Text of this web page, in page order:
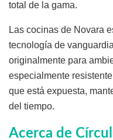
total de la gama.
Las cocinas de Novara
tecnología de
originalmente para
especialmente
que está expuesta,
del tiempo.
Acerca de